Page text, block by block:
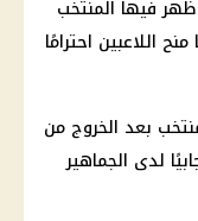
ظهر فيها المنتخب
اللاعبين احترامًا
بعد الخروج من
لدى الجماهير